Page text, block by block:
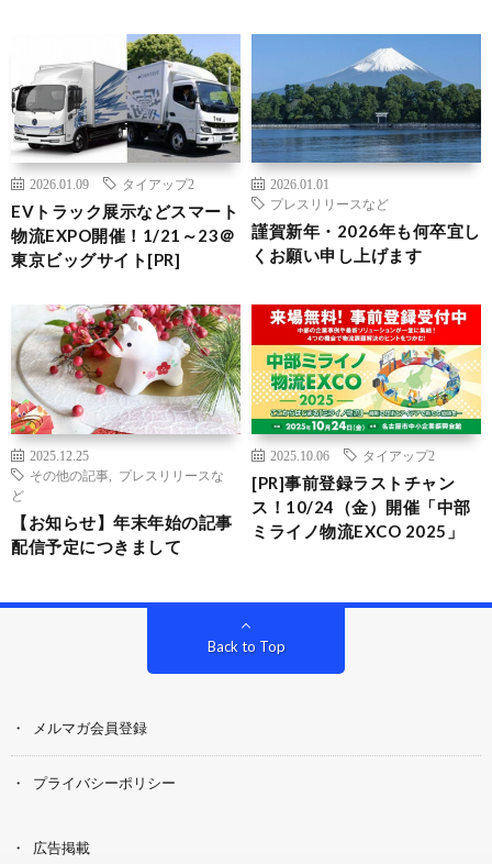
2026.01.09 タイアップ2
EVトラック展示などスマート
物流EXPO開催！1/21～23＠
東京ビッグサイト[PR]
2026.01.01
プレスリリースなど
謹賀新年・2026年も何卒宜し
くお願い申し上げます
2025.12.25
その他の記事
プレスリリースな
ど
【お知らせ】年末年始の記事
配信予定につきまして
2025.10.06 タイアップ2
[PR]事前登録ラストチャン
ス！10/24（金）開催「中部
ミライノ物流EXCO 2025」
Back to Top
メルマガ会員登録
プライバシーポリシー
広告掲載